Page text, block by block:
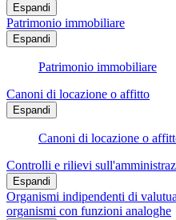
Espandi
Patrimonio immobiliare
Espandi
Patrimonio immobiliare
Canoni di locazione o affitto
Espandi
Canoni di locazione o
Controlli e rilievi
Espandi
Organismi indipendenti di
organismi con funzioni analoghe